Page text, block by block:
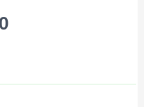
Aktuální
je: